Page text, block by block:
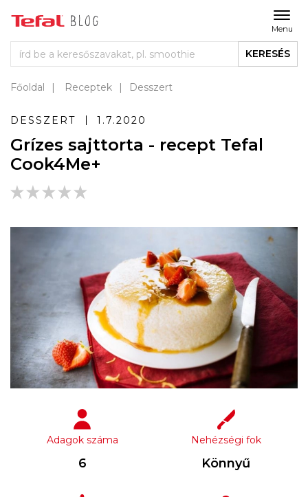
Menu
KERESÉS
Főoldal Receptek Desszert
DESSZERT 1.7.2020
Grízes sajttorta - recept Tefal
Cook4Me+
Adagok száma
6
Nehézségi fok
Könnyű